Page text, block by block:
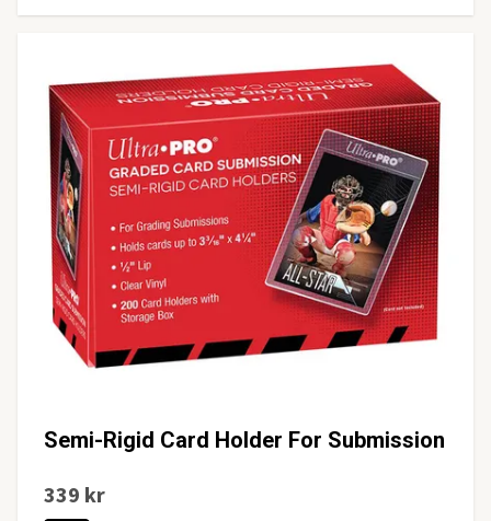
Semi-Rigid Card Holder For Submission
339 kr